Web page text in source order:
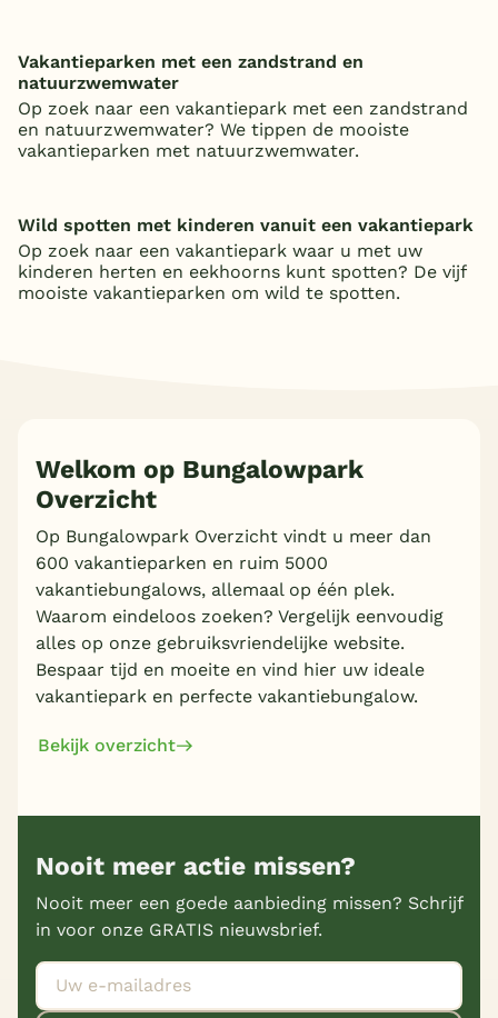
Vakantieparken met een zandstrand en
natuurzwemwater
Op zoek naar een vakantiepark met een zandstrand
en natuurzwemwater? We tippen de mooiste
vakantieparken met natuurzwemwater.
Wild spotten met kinderen vanuit een vakantiepark
Op zoek naar een vakantiepark waar u met uw
kinderen herten en eekhoorns kunt spotten? De vijf
mooiste vakantieparken om wild te spotten.
Welkom op Bungalowpark
Overzicht
Op Bungalowpark Overzicht vindt u meer dan
600 vakantieparken en ruim 5000
vakantiebungalows, allemaal op één plek.
Waarom eindeloos zoeken? Vergelijk eenvoudig
alles op onze gebruiksvriendelijke website.
Bespaar tijd en moeite en vind hier uw ideale
vakantiepark en perfecte vakantiebungalow.
Bekijk overzicht
Nooit meer actie missen?
Nooit meer een goede aanbieding missen? Schrijf
in voor onze GRATIS nieuwsbrief.